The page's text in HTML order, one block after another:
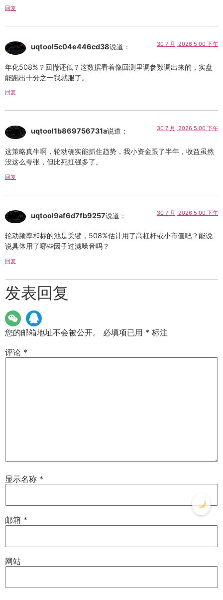
回复
uqtool5c04e446cd38说道： 30 7 月, 2026 5:00 下午
年化508%？回撤还低？这数据看着像回测里调参数调出来的，实盘
能跑出十分之一我就服了。
回复
uqtool1b869756731a说道： 30 7 月, 2026 5:00 下午
这策略真牛啊，轮动确实能抓住趋势，我小资金跟了半年，收益虽然
没这么夸张，但比死扛强多了。
回复
uqtool9af6d7fb9257说道： 30 7 月, 2026 5:00 下午
轮动频率和标的池是关键，508%估计用了高杠杆或小市值吧？能说
说具体用了哪些因子过滤噪音吗？
回复
发表回复
您的邮箱地址不会被公开。 必填项已用 * 标注
评论 *
显示名称 *
邮箱 *
网站